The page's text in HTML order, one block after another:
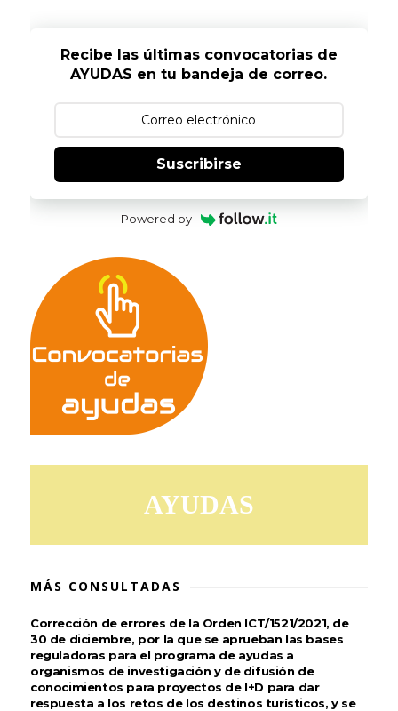
Recibe las últimas convocatorias de
AYUDAS en tu bandeja de correo.
Suscribirse
Powered by
AYUDAS
MÁS CONSULTADAS
Corrección de errores de la Orden ICT/1521/2021, de
30 de diciembre, por la que se aprueban las bases
reguladoras para el programa de ayudas a
organismos de investigación y de difusión de
conocimientos para proyectos de I+D para dar
respuesta a los retos de los destinos turísticos, y se